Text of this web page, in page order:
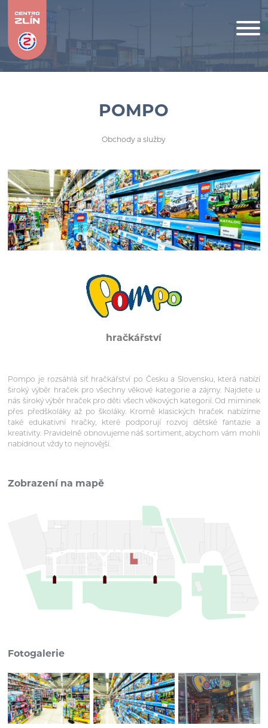
POMPO
Obchody a služby
hračkářství
Pompo je rozsáhlá síť hračkářství po Česku a Slovensku, která nabízí
široký výběr hraček pro všechny věkové kategorie a zájmy. Najdete u
nás široký výběr hraček pro děti všech věkových kategorií. Od miminek
přes předškoláky až po školáky. Kromě klasických hraček nabízíme
také edukativní hračky, které podporují rozvoj dětské fantazie a
kreativity. Pravidelně obnovujeme náš sortiment, abychom vám mohli
nabídnout vždy to nejnovější.
Zobrazení na mapě
Fotogalerie